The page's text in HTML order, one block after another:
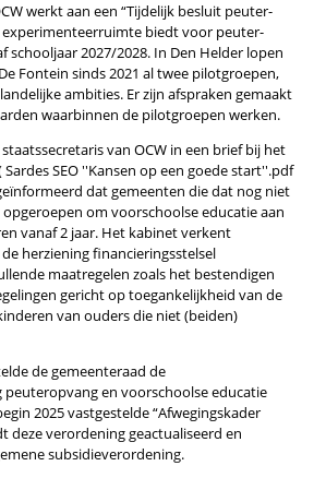
werkt aan een “Tijdelijk besluit peuter-
biedt voor peuter-
schooljaar 2027/2028. In Den Helder lopen
Fontein sinds 2021 al twee pilotgroepen,
ambities. Er zijn afspraken gemaakt
waarbinnen de pilotgroepen werken.
van OCW in een brief bij het
SEO ''Kansen op een goede start''.pdf
dat gemeenten die dat nog niet
om voorschoolse educatie aan
vanaf 2 jaar. Het kabinet verkent
herziening financieringsstelsel
maatregelen zoals het bestendigen
gericht op toegankelijkheid van de
van ouders die niet (beiden)
de gemeenteraad de
peuteropvang en voorschoolse educatie
2025 vastgestelde “Afwegingskader
deze verordening geactualiseerd en
subsidieverordening.